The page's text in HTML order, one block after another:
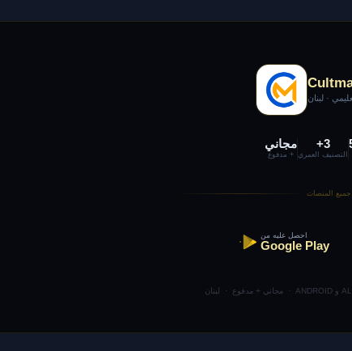
3+
التصنيف العمري
مجاني
+ مدفوع
المنصات
احصل عليه من
Google Play